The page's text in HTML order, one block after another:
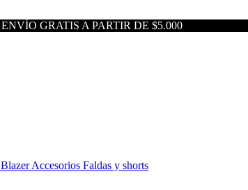
ENVÍO GRATIS A PARTIR DE $5.000
BlazerAccesorios Faldas y shorts